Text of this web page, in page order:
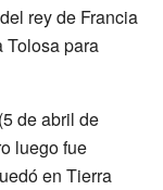
rey de Francia
Tolosa para
(5 de abril de
luego fue
en Tierra